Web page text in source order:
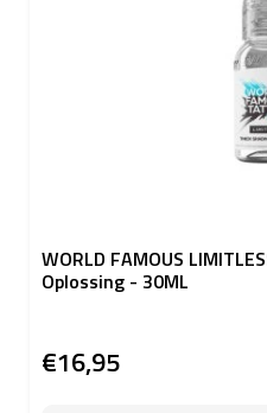
WORLD FAMOUS
Oplossing - 30ML
€16,95